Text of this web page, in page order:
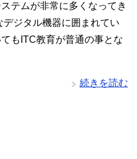
テムが非常に多くなってき
ジタル機器に囲まれてい
もITC教育が普通の事とな
続きを読む